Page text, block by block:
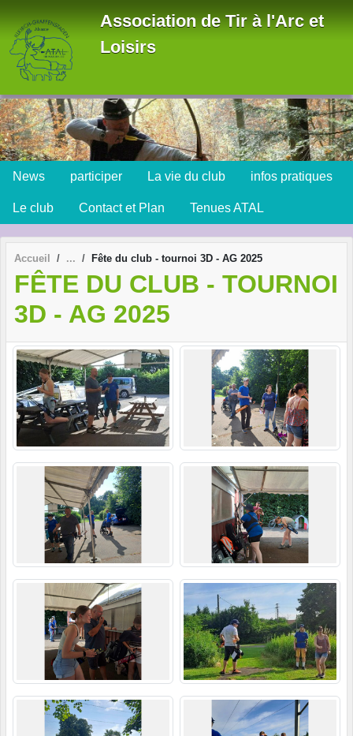
Association de Tir à l'Arc et
Loisirs
News participer La vie du club infos pratiques
Le club Contact et Plan Tenues ATAL
Accueil Fête du club - tournoi 3D - AG 2025
FÊTE DU CLUB - TOURNOI
3D - AG 2025